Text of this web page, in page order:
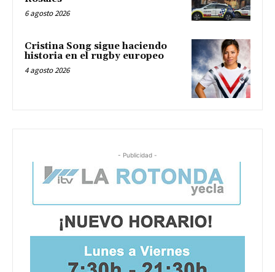
6 agosto 2026
Cristina Song sigue haciendo
historia en el rugby europeo
4 agosto 2026
- Publicidad -